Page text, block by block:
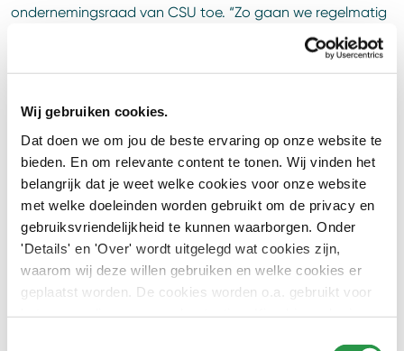
Wij gebruiken cookies.
Dat doen we om jou de beste ervaring op onze website te
bieden. En om relevante content te tonen. Wij vinden het
belangrijk dat je weet welke cookies voor onze website
met welke doeleinden worden gebruikt om de privacy en
gebruiksvriendelijkheid te kunnen waarborgen. Onder
'Details' en 'Over' wordt uitgelegd wat cookies zijn,
waarom wij deze willen gebruiken en welke cookies er
geplaatst worden. De cookies worden o.a. gebruikt voor
ondernemingsraad van CSU toe. “Zo gaan we regelmatig
in gesprek met onze medewerkers op de werkvloer. We
geven hen de kans om hun meningen en ideeën met ons
ons bedrijf, worden betrokken bij het veiligheidsbeleid. We
werkomgeving, en iedereen moet zich prettig voelen om
dit bespreekbaar te maken.”
Duidelijke en logische
werkprocessen